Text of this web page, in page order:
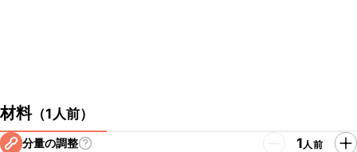
材料（1人前）
分量の調整 1人前